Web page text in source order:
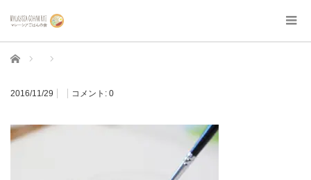
ホーム
2016/11/29 コメント: 0